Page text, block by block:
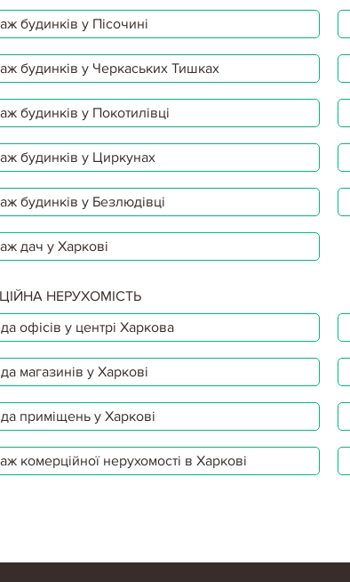
будинків у Пісочині
будинків у Черкаських Тишках
будинків у Покотилівці
будинків у Циркунах
будинків у Безлюдівці
дач у Харкові
НЕРУХОМІСТЬ
офісів у центрі Харкова
магазинів у Харкові
приміщень у Харкові
комерційної нерухомості в Харкові